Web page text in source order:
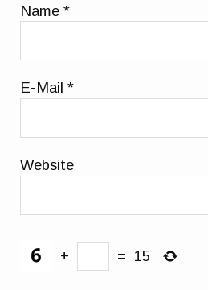
Name*
E-Mail*
Website
+ = 15